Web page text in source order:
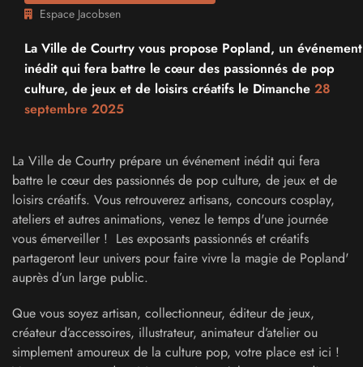
Espace Jacobsen
La Ville de Courtry vous propose Popland, un événement
inédit qui fera battre le cœur des passionnés de pop
culture, de jeux et de loisirs créatifs le Dimanche 28
septembre 2025
La Ville de Courtry prépare un événement inédit qui fera
battre le cœur des passionnés de pop culture, de jeux et de
loisirs créatifs. Vous retrouverez artisans, concours cosplay,
ateliers et autres animations, venez le temps d'une journée
vous émerveiller ! Les exposants passionnés et créatifs
partageront leur univers pour faire vivre la magie de Popland'
auprès d’un large public.
Que vous soyez artisan, collectionneur, éditeur de jeux,
créateur d’accessoires, illustrateur, animateur d’atelier ou
simplement amoureux de la culture pop, votre place est ici !